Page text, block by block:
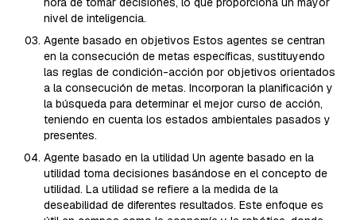
nivel de inteligencia.
Agente basado en objetivos Estos agentes se centran
en la consecución de metas específicas, sustituyendo
las reglas de condición-acción por objetivos orientados
a la consecución de metas. Incorporan la planificación y
la búsqueda para determinar el mejor curso de acción,
teniendo en cuenta los estados ambientales pasados y
presentes.
Agente basado en la utilidad Un agente basado en la
utilidad toma decisiones basándose en el concepto de
utilidad. La utilidad se refiere a la medida de la
deseabilidad de diferentes resultados. Este enfoque es